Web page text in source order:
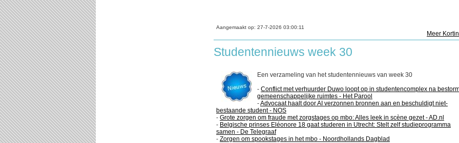
Aangemaakt op: 27-7-2026 03:00:11
Meer
Studentennieuws week 30
Een verzameling van het studentennieuws van week 30
- Conflict met verhuurder Duwo loopt op in studentencomplex na
gemeenschappelijke ruimtes - Het Parool
-Advocaat haalt door AI verzonnen bronnen aan en beschuldigt niet-
bestaande student - NOS
- Grote zorgen om fraude met zorgstages op mbo: Alles leek in scène gezet - AD.nl
- Belgische prinses Eléonore 18 gaat studeren in Utrecht: Stelt zelf studieprogramma
samen - De Telegraaf
- Zorgen om spookstages in het mbo - Noordhollands Dagblad